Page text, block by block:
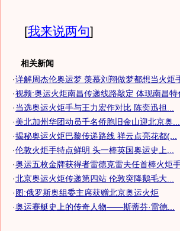
[我来说两句]
相关新闻
·详解周杰伦奥运梦 羡慕刘翔做梦都想当火炬
·视频:奥运火炬南昌传递线路敲定 体现南昌特
·当选奥运火炬手与王力宏作对比 陈奕迅担...
·美北加州华团动员千名侨胞旧金山迎北京奥...
·揭秘奥运火炬巴黎传递路线 祥云点亮花都(...
·伦敦火炬手特点鲜明 头一棒英国奥运史上...
·奥运五枚金牌获得者雷德克雷夫任首棒火炬
·北京奥运火炬传递第四站 伦敦突降鹅毛大...
·图:俄罗斯奥组委主席获赠北京奥运火炬
·奥运赛艇史上的传奇人物——斯蒂芬·雷德...